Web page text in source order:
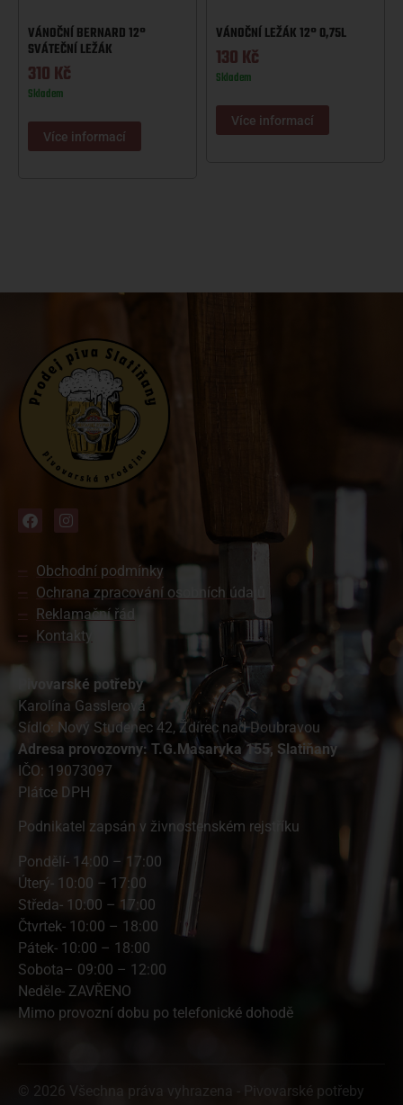
VÁNOČNÍ BERNARD 12°
SVÁTEČNÍ LEŽÁK
310Kč
Skladem
Více informací
VÁNOČNÍ LEŽÁK 12° 0,75L
130Kč
Skladem
Více informací
Obchodní podmínky
Ochrana zpracování osobních údajů
Reklamační řád
Kontakty
Pivovarské potřeby
Karolína Gasslerová
Sídlo: Nový Studenec 42, Ždírec nad Doubravou
Adresa provozovny: T.G.Masaryka 155, Slatiňany
IČO: 19073097
Plátce DPH
Podnikatel zapsán v živnostenském rejstříku
Pondělí- 14:00 – 17:00
Úterý- 10:00 – 17:00
Středa- 10:00 – 17:00
Čtvrtek- 10:00 – 18:00
Pátek- 10:00 – 18:00
Sobota– 09:00 – 12:00
Neděle- ZAVŘENO
Mimo provozní dobu po telefonické dohodě
© 2026 Všechna práva vyhrazena - Pivovarské potřeby